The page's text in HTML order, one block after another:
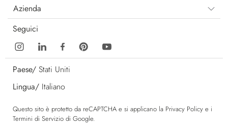
Azienda
Seguici
Paese/ Stati Uniti
Lingua/ Italiano
Questo sito è protetto da reCAPTCHA e si applicano la Privacy Policy e i
Termini di Servizio di Google.